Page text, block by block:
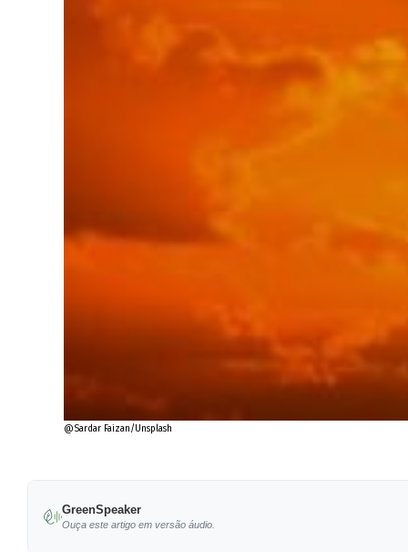
@Sardar Faizan/Unsplash
GreenSpeaker
Ouça este artigo em versão áudio.